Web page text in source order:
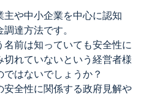
や中小企業を中心に認知
達方法です。
前は知っていても安全性に
れていないという経営者様
はないでしょうか？
全性に関係する政府見解や